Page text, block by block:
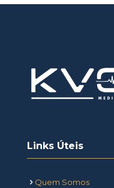
Links Úteis
Quem Somos